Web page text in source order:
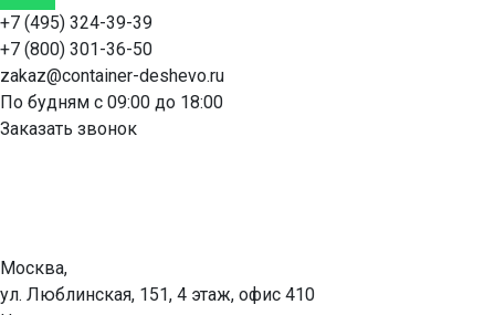
+7 (495) 324-39-39
+7 (800) 301-36-50
zakaz@container-deshevo.ru
По будням с 09:00 до 18:00
Заказать звонок
Москва,
ул. Люблинская, 151, 4 этаж, офис 410